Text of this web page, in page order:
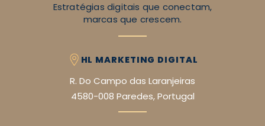
Estratégias digitais que conectam,
marcas que crescem.
HL MARKETING DIGITAL
R. Do Campo das Laranjeiras
4580-008 Paredes, Portugal